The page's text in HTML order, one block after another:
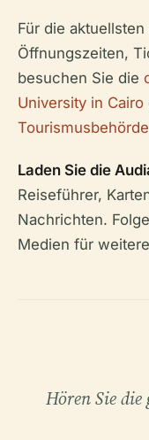
Für die
Öffnungszeiten,
besuchen Sie die
University in Cairo
Tourismusbehörde
Laden Sie die
Reiseführer,
Nachrichten.
Medien für
Hören Sie die